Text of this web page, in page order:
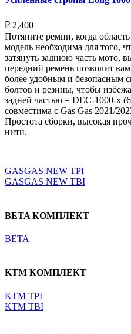
₽ 2,400
Потяните ремни, когда
модель необходима для того,
затянуть заднюю часть мото,
передний ремень позволит
более удобным и безопасным
болтов и резины, чтобы
задней частью = DEC-1000-x
совместима с Gas Gas 2021/
Простота сборки, высокая
нити.
GASGAS NEW TPI
GASGAS NEW TBI
BETA КОМПЛЕКТ
BETA
KTM КОМПЛЕКТ
KTM TPI
KTM TBI